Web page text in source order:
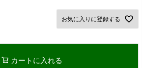
お気に入りに登録する
カートに入れる